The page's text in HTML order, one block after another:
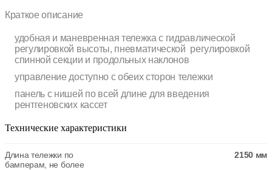
Краткое описание
удобная и маневренная тележка с гидравлической
регулировкой высоты, пневматической регулировкой
спинной секции и продольных наклонов
управление доступно с обеих сторон тележки
панель с нишей по всей длине для введения
рентгеновских кассет
Технические характеристики
Длина тележки по
бамперам, не более
2150 мм